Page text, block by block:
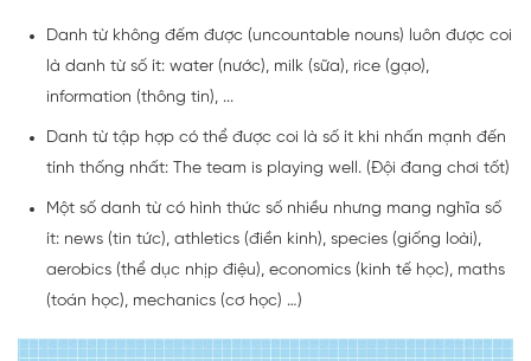
Danh từ không đếm được (uncountable nouns) luôn được coi
là danh từ số ít: water (nước), milk (sữa), rice (gạo),
information (thông tin), ...
Danh từ tập hợp có thể được coi là số ít khi nhấn mạnh đến
tính thống nhất: The team is playing well. (Đội đang chơi tốt)
Một số danh từ có hình thức số nhiều nhưng mang nghĩa số
ít: news (tin tức), athletics (điền kinh), species (giống loài),
aerobics (thể dục nhịp điệu), economics (kinh tế học), maths
(toán học), mechanics (cơ học) …)